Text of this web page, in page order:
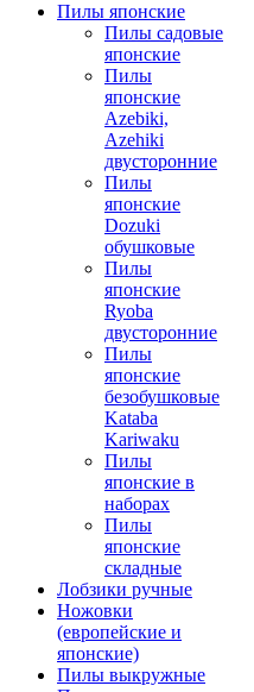
Пилы японские
Пилы садовые
японские
Пилы
японские
Azebiki,
Azehiki
двусторонние
Пилы
японские
Dozuki
обушковые
Пилы
японские
Ryoba
двусторонние
Пилы
японские
безобушковые
Kataba
Kariwaku
Пилы
японские в
наборах
Пилы
японские
складные
Лобзики ручные
Ножовки
(европейские и
японские)
Пилы выкружные